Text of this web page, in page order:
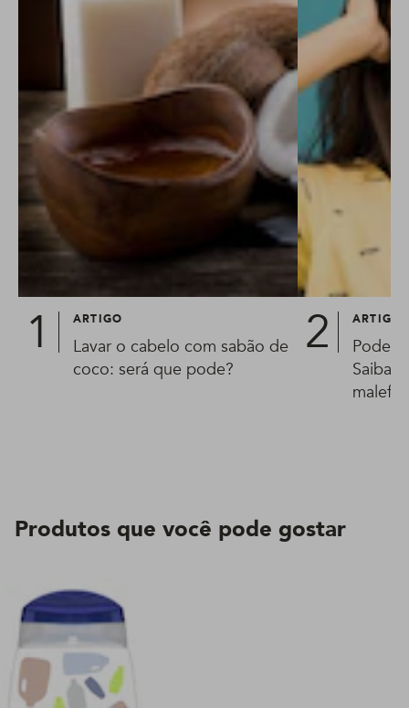
ARTIGO
Lavar o cabelo com sabão de
coco: será que pode?
ARTIGO
Pode
Saiba
Produtos que você pode gostar